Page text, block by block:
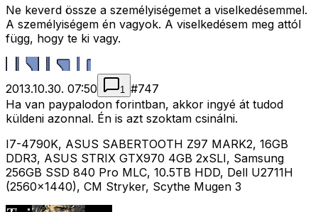
Ne keverd össze a személyiségemet a viselkedésemmel.
A személyiségem én vagyok. A viselkedésem meg attól
függ, hogy te ki vagy.
2013.10.30. 07:50 1 #747
Ha van paypalodon forintban, akkor ingyé át tudod
küldeni azonnal. Én is azt szoktam csinálni.
I7-4790K, ASUS SABERTOOTH Z97 MARK2, 16GB
DDR3, ASUS STRIX GTX970 4GB 2xSLI, Samsung
256GB SSD 840 Pro MLC, 10.5TB HDD, Dell U2711H
(2560x1440), CM Stryker, Scythe Mugen 3